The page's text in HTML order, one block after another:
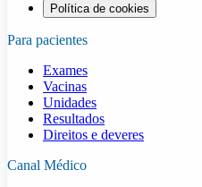
Política de cookies
Para pacientes
Exames
Vacinas
Unidades
Resultados
Direitos e deveres
Canal Médico